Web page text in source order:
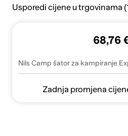
Usporedi cijene u trgovinama
Nils Camp šator za kampiranje
68,76
Zadnja promjena